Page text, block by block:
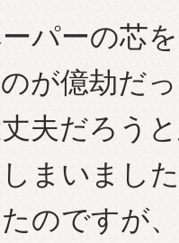
パーの芯
が億劫だ
夫だろう
まいまし
のですが